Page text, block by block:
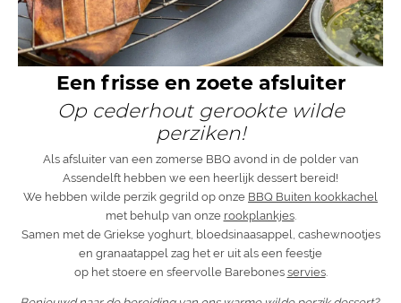
Een frisse en zoete afsluiter
Op cederhout gerookte wilde
perziken!
Als afsluiter van een zomerse BBQ avond in de polder van
Assendelft hebben we een heerlijk dessert bereid!
We hebben wilde perzik gegrild op onze BBQ Buiten kookkachel
met behulp van onze rookplankjes.
Samen met de Griekse yoghurt, bloedsinaasappel, cashewnootjes
en granaatappel zag het er uit als een feestje
op het stoere en sfeervolle Barebones servies.